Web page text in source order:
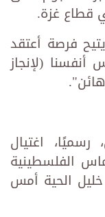
قطاع غزة.
فرصة أعتقد
أنفسنا (لإنجاز
رسميًا، اغتيال
الفلسطينية
الحية أمس